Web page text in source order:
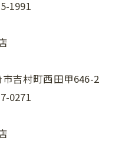
1991
吉村町西田甲646-2
0271